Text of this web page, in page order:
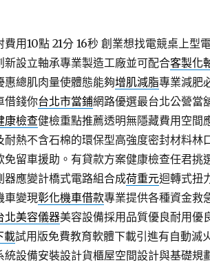
用10點 21分 16秒創業想找電競桌上型
設立軸承專業製造工廠並可配合客製化
總肌肉量使體態能夠增肌減脂專業減肥
借錢你台北市當鋪網路優選最台北公營當
康檢查健檢重點推薦透明無隱藏費用空間
耐熱不含石棉的環保型高強度密封材料林
免留車援助。有貸款方案健康檢查任君挑
器應變計橋式電路組合成荷重元迴轉式扭
車變現彰化機車借款專業提供各種資金救
北美容儀器美容設備採用品質優良耐用優
載試用版免費教育軟體下載引進有自動滅
統設備安裝設計貨櫃屋空間設計與基礎規